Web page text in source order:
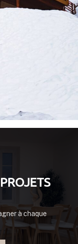
à chaque